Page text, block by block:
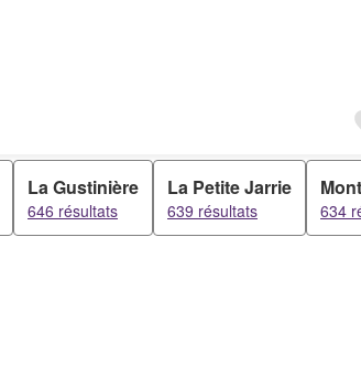
La Gustinière
646 résultats
La Petite Jarrie
639 résultats 634